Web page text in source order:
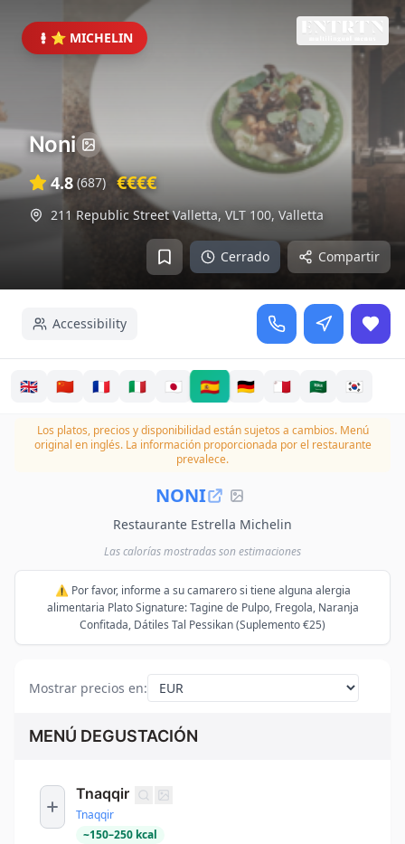
⭐ MICHELIN
Cerrado Compartir
Noni
4.8 (687) €€€€
211 Republic Street Valletta, VLT 100, Valletta
Accessibility
🇬🇧 🇨🇳 🇫🇷 🇮🇹 🇯🇵 🇪🇸 🇩🇪 🇲🇹 🇸🇦 🇰🇷
Los platos, precios y disponibilidad están sujetos a cambios.Menú
original en inglés. La información proporcionada por el restaurante
prevalece.
NONI
Restaurante Estrella Michelin
Las calorías mostradas son estimaciones
⚠️ Por favor, informe a su camarero si tiene alguna alergia
alimentaria Plato Signature: Tagine de Pulpo, Fregola, Naranja
Confitada, Dátiles Tal Pessikan (Suplemento €25)
Mostrar precios en:
MENÚ DEGUSTACIÓN
Tnaqqir
Tnaqqir
~150–250 kcal